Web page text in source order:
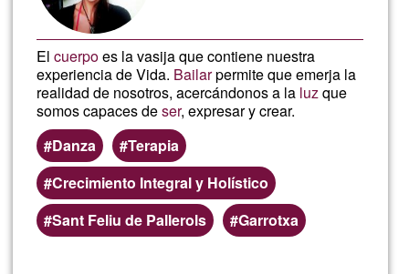
Elcuerpoes la vasija que contiene nuestra
experiencia de Vida. Bailarpermite que emerja la
realidad de nosotros, acercándonos a la luzque
somos capaces deser, expresar y crear.
Danza
Terapia
Crecimiento Integral y Holístico
Sant Feliu de Pallerols
Garrotxa